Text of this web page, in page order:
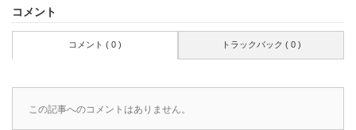
コメント
コメント ( 0 ) トラックバック ( 0 )
この記事へのコメントはありません。